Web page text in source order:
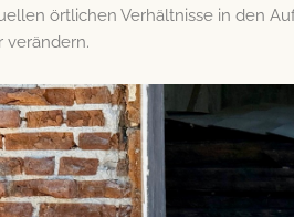
örtlichen Verhältnisse in den
verändern.